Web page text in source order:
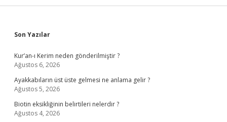
Sidebar
Son Yazılar
Kur’an-ı Kerim neden gönderilmiştir ?
Ağustos 6, 2026
Ayakkabıların üst üste gelmesi ne anlama gelir ?
Ağustos 5, 2026
Biotin eksikliğinin belirtileri nelerdir ?
Ağustos 4, 2026